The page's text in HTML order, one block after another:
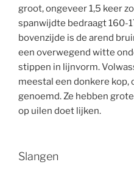
groot, ongeveer 1,5 keer
spanwijdte bedraagt 160-
bovenzijde is de arend
een overwegend witte
stippen in lijnvorm.
meestal een donkere kop,
genoemd. Ze hebben
op uilen doet lijken.
Slangen